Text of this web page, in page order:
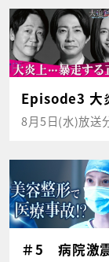
Episode3 大
8月5日(水)放送
＃5 病院激